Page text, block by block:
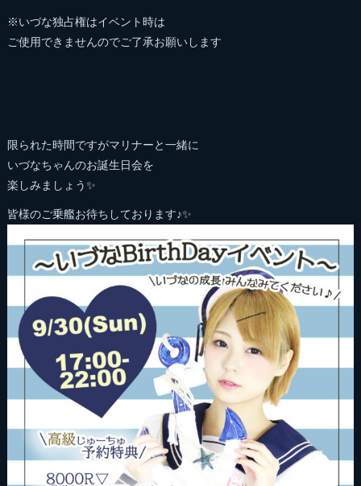
※いづな独占権はイベント時は
ご使用できませんのでご了承お願いします
限られた時間ですがマリナーと一緒に
いづなちゃんのお誕生日会を
楽しみましょう✨
皆様のご乗艦お待ちしております♪✨